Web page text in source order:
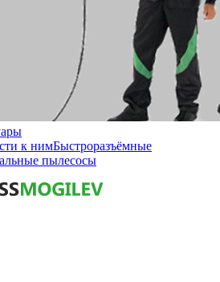
к нимБыстроразъёмные
пылесосы